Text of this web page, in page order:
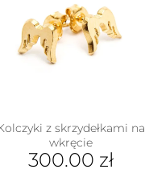
z skrzydełkami na
wkręcie
300.00 zł